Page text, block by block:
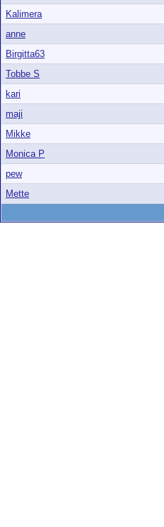
Kalimera
anne
Birgitta63
Tobbe S
kari
maji
Mikke
Monica P
pew
Mette